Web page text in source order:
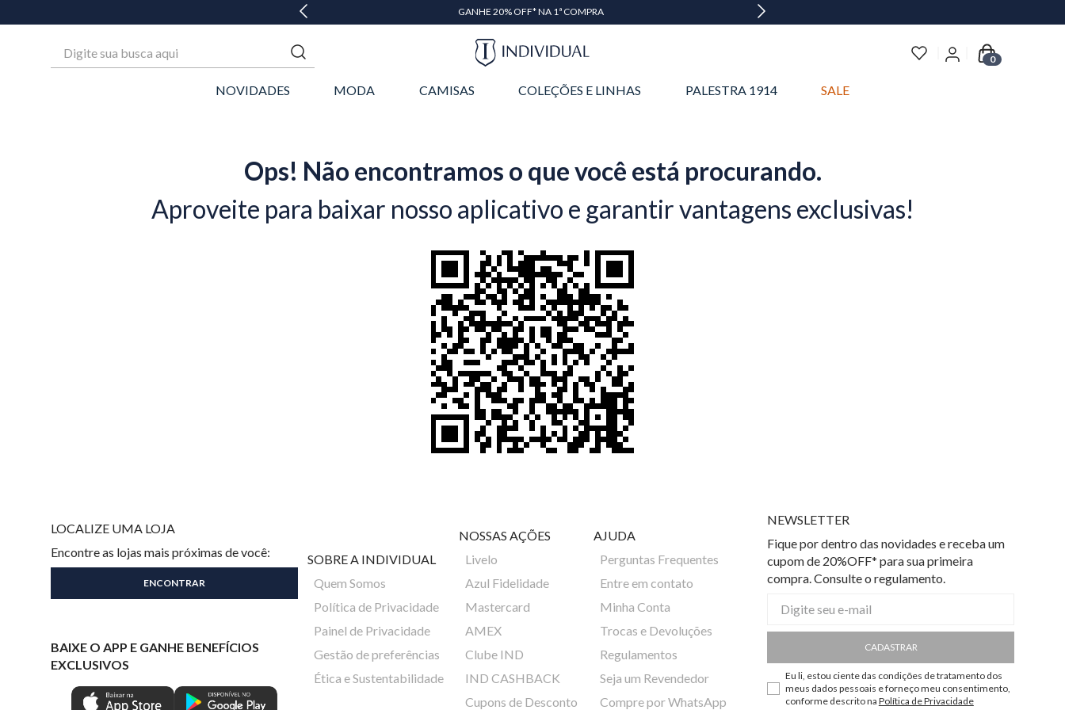
GANHE 20% OFF* NA 1ª COMPRA
0
NOVIDADES MODA CAMISAS COLEÇÕES E LINHAS PALESTRA 1914 SALE
Ops! Não encontramos o que você está procurando.
Aproveite para baixar nosso aplicativo e garantir vantagens exclusivas!
LOCALIZE UMA LOJA
Encontre as lojas mais próximas de você:
BAIXE O APP E GANHE BENEFÍCIOS
EXCLUSIVOS
SOBRE A INDIVIDUAL
Quem Somos
Política de Privacidade
Painel de Privacidade
Gestão de preferências
Ética e Sustentabilidade
NOSSAS AÇÕES
Livelo
Azul Fidelidade
Mastercard
AMEX
Clube IND
IND CASHBACK
Cupons de Desconto
AJUDA
Perguntas Frequentes
Entre em contato
Minha Conta
Trocas e Devoluções
Regulamentos
Seja um Revendedor
Compre por WhatsApp
NEWSLETTER
Fique por dentro das novidades e receba um
cupom de 20%OFF* para sua primeira
compra. Consulte o regulamento.
CADASTRAR
Eu li, estou ciente das condições de tratamento dos
meus dados pessoais e forneço meu consentimento,
conforme descrito na Política de Privacidade